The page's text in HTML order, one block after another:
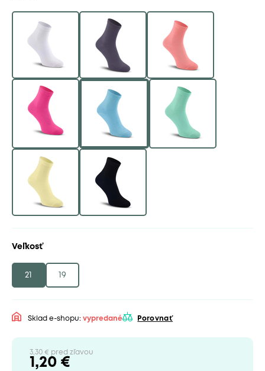
Veľkosť
21 19
Sklad e-shopu: vypredané Porovnať
3,30 € pred zľavou
1,20 €